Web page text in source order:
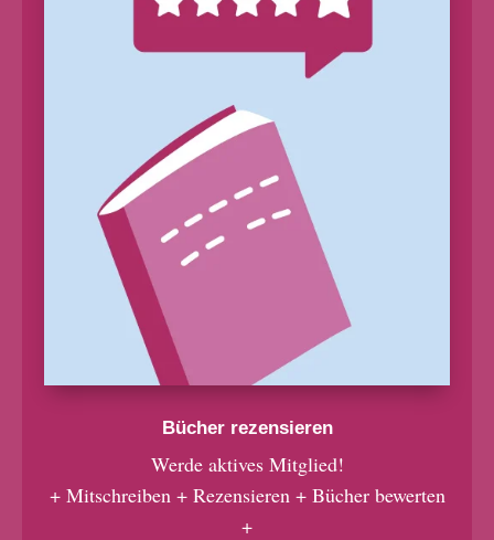
Bücher rezensieren
Werde aktives Mitglied!
+ Mitschreiben + Rezensieren + Bücher bewerten
+